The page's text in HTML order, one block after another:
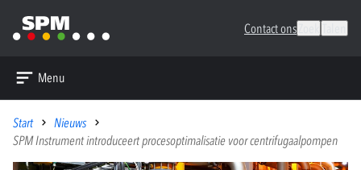
Contact ons
Menu
Start
Nieuws
SPM Instrument introduceert procesoptimalisatie voor centrifugaalpompen